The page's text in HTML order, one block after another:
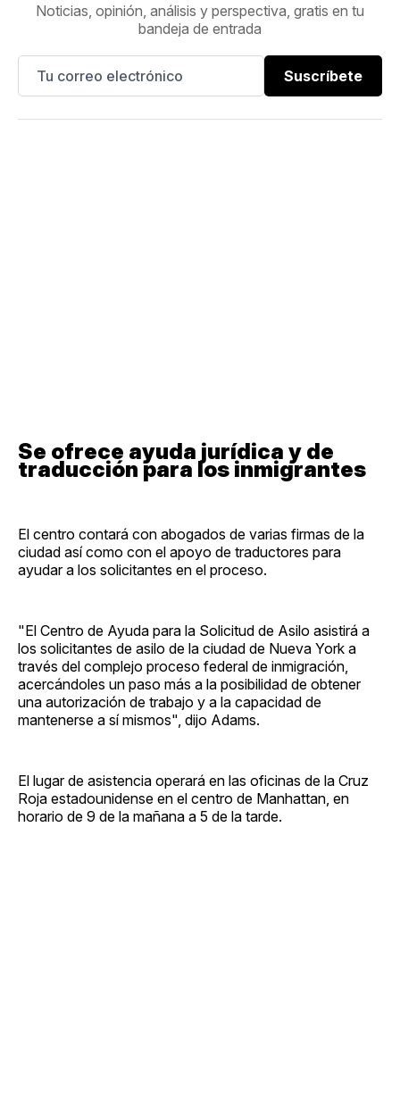
Noticias, opinión, análisis y perspectiva, gratis en tu
bandeja de entrada
Suscríbete
Se ofrece ayuda jurídica y de
traducción para los inmigrantes
El centro contará con abogados de varias firmas de la
ciudad así como con el apoyo de traductores para
ayudar a los solicitantes en el proceso.
"El Centro de Ayuda para la Solicitud de Asilo asistirá a
los solicitantes de asilo de la ciudad de Nueva York a
través del complejo proceso federal de inmigración,
acercándoles un paso más a la posibilidad de obtener
una autorización de trabajo y a la capacidad de
mantenerse a sí mismos", dijo Adams.
El lugar de asistencia operará en las oficinas de la Cruz
Roja estadounidense en el centro de Manhattan, en
horario de 9 de la mañana a 5 de la tarde.